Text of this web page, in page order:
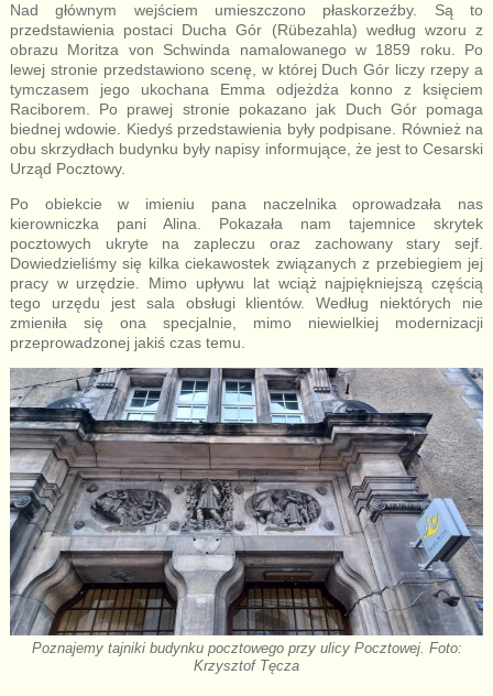
Nad głównym wejściem umieszczono płaskorzeźby. Są to
przedstawienia postaci Ducha Gór (Rübezahla) według wzoru z
obrazu Moritza von Schwinda namalowanego w 1859 roku. Po
lewej stronie przedstawiono scenę, w której Duch Gór liczy rzepy a
tymczasem jego ukochana Emma odjeżdża konno z księciem
Raciborem. Po prawej stronie pokazano jak Duch Gór pomaga
biednej wdowie. Kiedyś przedstawienia były podpisane. Również na
obu skrzydłach budynku były napisy informujące, że jest to Cesarski
Urząd Pocztowy.
Po obiekcie w imieniu pana naczelnika oprowadzała nas
kierowniczka pani Alina. Pokazała nam tajemnice skrytek
pocztowych ukryte na zapleczu oraz zachowany stary sejf.
Dowiedzieliśmy się kilka ciekawostek związanych z przebiegiem jej
pracy w urzędzie. Mimo upływu lat wciąż najpiękniejszą częścią
tego urzędu jest sala obsługi klientów. Według niektórych nie
zmieniła się ona specjalnie, mimo niewielkiej modernizacji
przeprowadzonej jakiś czas temu.
Poznajemy tajniki budynku pocztowego przy ulicy Pocztowej. Foto:
Krzysztof Tęcza